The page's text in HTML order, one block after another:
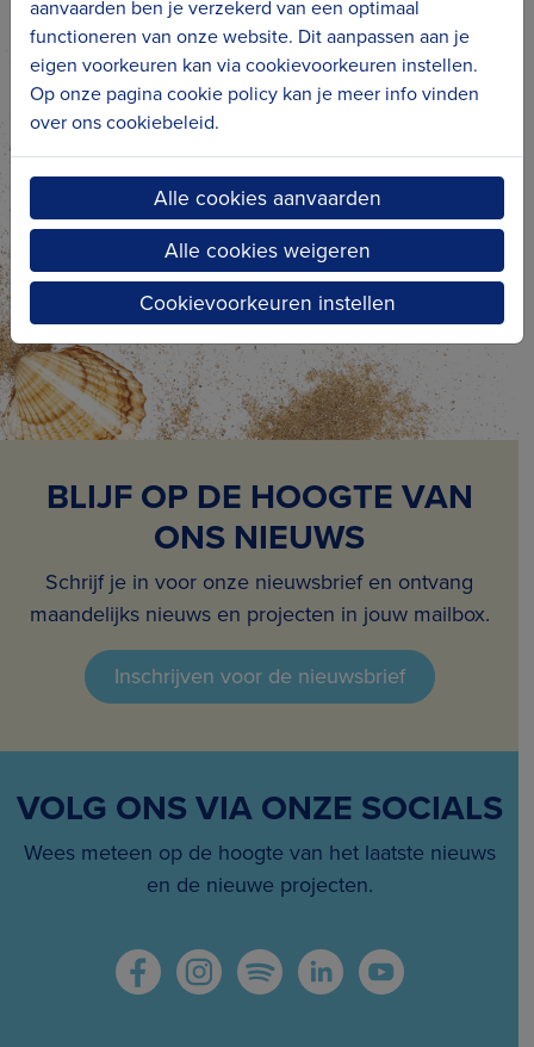
IN HET KORT
Doel: Behoud & beheer van religieus roerend
erfgoed
Projectcoördinator: Erfgoedcel Kusterfgoed
Projectpartners: kerkbesturen
Periode: 2018-heden
BLIJF OP DE HOOGTE VAN
ONS NIEUWS
Schrijf je in voor onze nieuwsbrief en ontvang
maandelijks nieuws en projecten in jouw mailbox.
Inschrijven voor de nieuwsbrief
VOLG ONS VIA ONZE SOCIALS
Wees meteen op de hoogte van het laatste nieuws
en de nieuwe projecten.
aanvaarden ben je verzekerd van een optimaal
functioneren van onze website. Dit aanpassen aan je
eigen voorkeuren kan via cookievoorkeuren instellen.
Op onze pagina cookie policy kan je meer info vinden
over ons cookiebeleid.
Alle cookies aanvaarden
Alle cookies weigeren
Cookievoorkeuren instellen